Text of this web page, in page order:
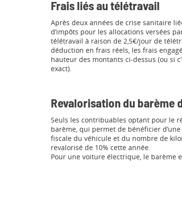
Frais liés au télétravail
Après deux années de crise sanitaire
d’impôts pour les allocations versées
télétravail à raison de 2,5€/jour de
déduction en frais réels, les frais
hauteur des montants ci-dessus (ou si
exact).
Revalorisation du barème
Seuls les contribuables optant pour le
barème, qui permet de bénéficier
fiscale du véhicule et du nombre de
revalorisé de 10% cette année.
Pour une voiture électrique, le barème